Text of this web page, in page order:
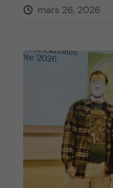
mars 26, 2026